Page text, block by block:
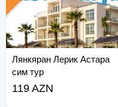
Лянкяран Лерик Астара
сим тур
119 AZN